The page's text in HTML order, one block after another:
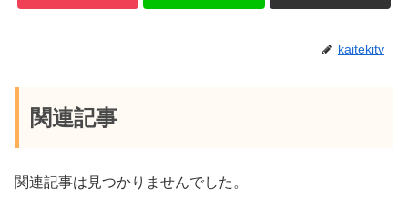
kaitekitv
関連記事
関連記事は見つかりませんでした。